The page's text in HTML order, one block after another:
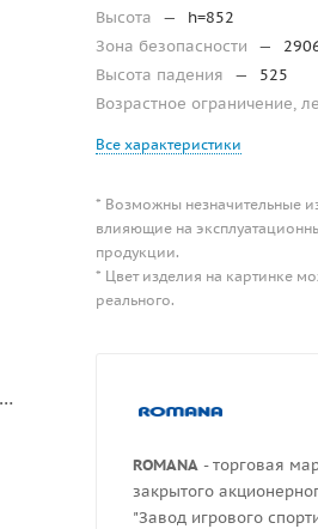
Высота
—
h=852
Зона безопасности
—
Высота падения
—
525
Возрастное ограничение,
Все характеристики
* Возможны незначительные
влияющие на
продукции.
* Цвет изделия на картинке
реального.
ROMANA - торговая
закрытого
"Завод игрового